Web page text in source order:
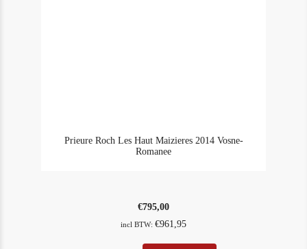
Prieure Roch Les Haut Maizieres 2014 Vosne-
Romanee
€795,00
incl BTW: €961,95